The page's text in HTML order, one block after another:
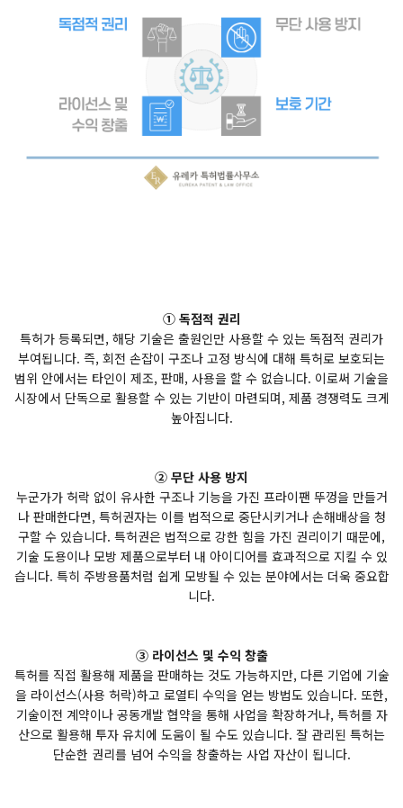
① 독점적 권리
특허가 등록되면, 해당 기술은 출원인만 사용할 수 있는 독점적 권리가
부여됩니다. 즉, 회전 손잡이 구조나 고정 방식에 대해 특허로 보호되는
범위 안에서는 타인이 제조, 판매, 사용을 할 수 없습니다. 이로써 기술을
시장에서 단독으로 활용할 수 있는 기반이 마련되며, 제품 경쟁력도 크게
높아집니다.
② 무단 사용 방지
누군가가 허락 없이 유사한 구조나 기능을 가진 프라이팬 뚜껑을 만들거
나 판매한다면, 특허권자는 이를 법적으로 중단시키거나 손해배상을 청
구할 수 있습니다. 특허권은 법적으로 강한 힘을 가진 권리이기 때문에,
기술 도용이나 모방 제품으로부터 내 아이디어를 효과적으로 지킬 수 있
습니다. 특히 주방용품처럼 쉽게 모방될 수 있는 분야에서는 더욱 중요합
니다.
③ 라이선스 및 수익 창출
특허를 직접 활용해 제품을 판매하는 것도 가능하지만, 다른 기업에 기술
을 라이선스(사용 허락)하고 로열티 수익을 얻는 방법도 있습니다. 또한,
기술이전 계약이나 공동개발 협약을 통해 사업을 확장하거나, 특허를 자
산으로 활용해 투자 유치에 도움이 될 수도 있습니다. 잘 관리된 특허는
단순한 권리를 넘어 수익을 창출하는 사업 자산이 됩니다.